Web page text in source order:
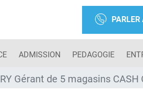
ADMISSION PEDAGOGIE
Gérant de 5 magasins CASH